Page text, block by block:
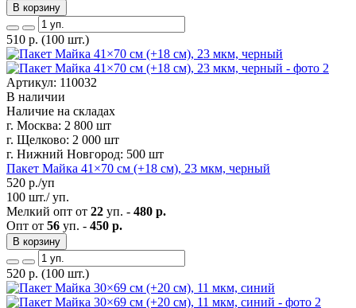
В корзину
510 р. (100 шт.)
Артикул: 110032
В наличии
Наличие на складах
г. Москва: 2 800 шт
г. Щелково: 2 000 шт
г. Нижний Новгород: 500 шт
Пакет Майка 41×70 см (+18 см), 23 мкм, черный
520 р./уп
100 шт./ уп.
Мелкий опт от 22 уп. - 480 р.
Опт от 56 уп. - 450 р.
В корзину
520 р. (100 шт.)